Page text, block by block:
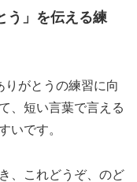
う」を伝える練
がとうの練習に向
、短い言葉で言える
いです。
、これどうぞ、のど